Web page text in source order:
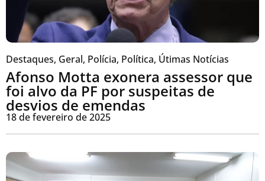
Destaques, Geral, Polícia, Política, Útimas Notícias
Afonso Motta exonera assessor que
foi alvo da PF por suspeitas de
desvios de emendas
18 de fevereiro de 2025